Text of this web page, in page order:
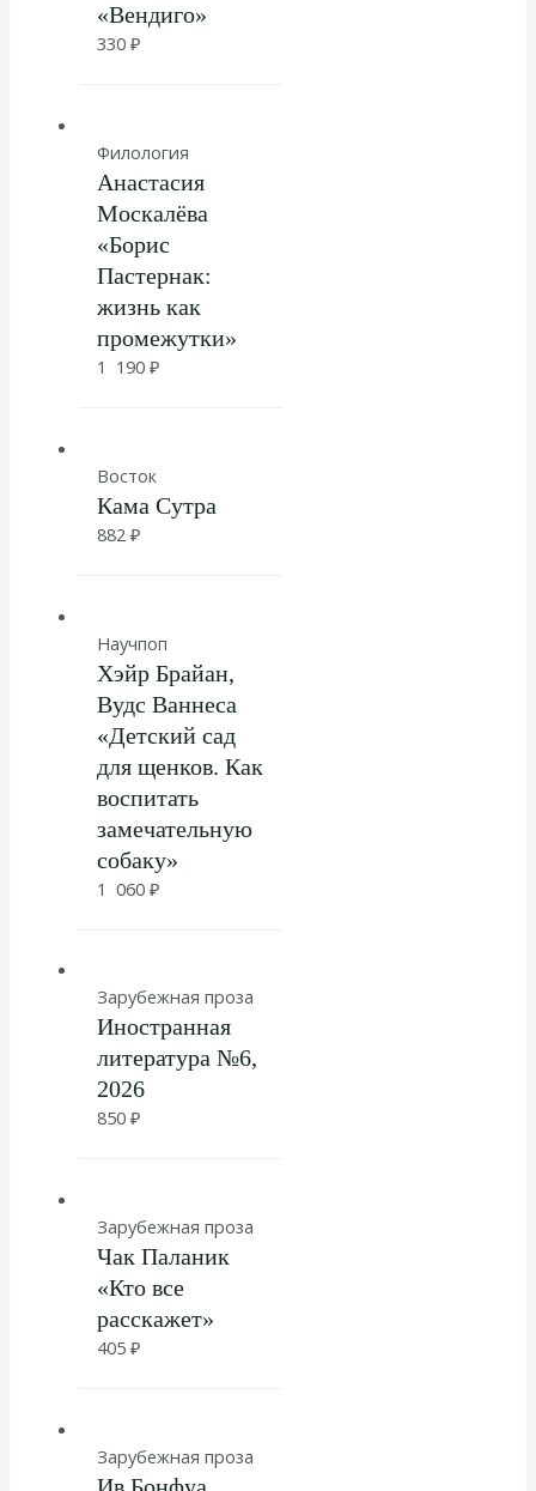
«Вендиго»
330 ₽
Филология
Анастасия
Москалёва
«Борис
Пастернак:
жизнь как
промежутки»
1 190 ₽
Восток
Кама Сутра
882 ₽
Научпоп
Хэйр Брайан,
Вудс Ваннеса
«Детский сад
для щенков. Как
воспитать
замечательную
собаку»
1 060 ₽
Зарубежная проза
Иностранная
литература №6,
2026
850 ₽
Зарубежная проза
Чак Паланик
«Кто все
расскажет»
405 ₽
Зарубежная проза